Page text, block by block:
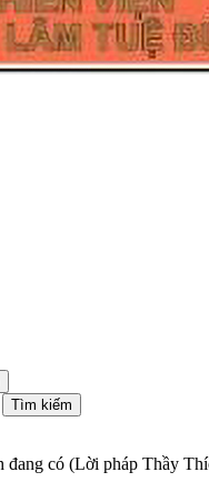
đang có (Lời pháp Thầy